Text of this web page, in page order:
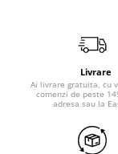
Livrare
Ai livrare gratuita, cu
comenzi de peste
adresa sau la